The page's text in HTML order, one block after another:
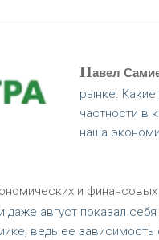
Павел
рынке.
частности в
наша
и
август показал
ведь ее